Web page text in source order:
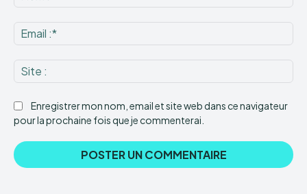
:*
:*
:
Enregistrer mon nom, email et site web dans ce navigateur
pour la prochaine fois que je commenterai.